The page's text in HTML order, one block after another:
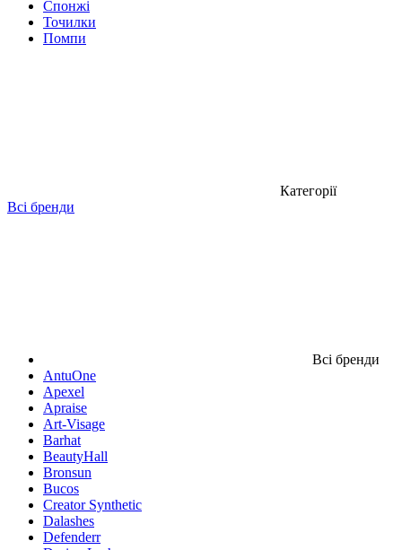
Спонжі
Точилки
Помпи
Категорії
Всі бренди
Всі бренди
AntuOne
Apexel
Apraise
Art-Visage
Barhat
BeautyHall
Bronsun
Bucos
Creator Synthetic
Dalashes
Defenderr